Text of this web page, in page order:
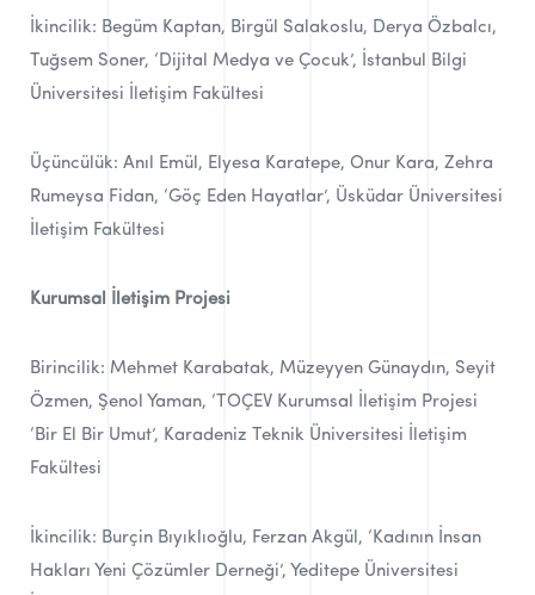
İkincilik: Begüm Kaptan, Birgül Salakoslu, Derya Özbalcı,
Tuğsem Soner, ‘Dijital Medya ve Çocuk’, İstanbul Bilgi
Üniversitesi İletişim Fakültesi
Üçüncülük: Anıl Emül, Elyesa Karatepe, Onur Kara, Zehra
Rumeysa Fidan, ‘Göç Eden Hayatlar’, Üsküdar Üniversitesi
İletişim Fakültesi
Kurumsal İletişim Projesi
Birincilik: Mehmet Karabatak, Müzeyyen Günaydın, Seyit
Özmen, Şenol Yaman, ‘TOÇEV Kurumsal İletişim Projesi
‘Bir El Bir Umut’, Karadeniz Teknik Üniversitesi İletişim
Fakültesi
İkincilik: Burçin Bıyıklıoğlu, Ferzan Akgül, ‘Kadının İnsan
Hakları Yeni Çözümler Derneği’, Yeditepe Üniversitesi